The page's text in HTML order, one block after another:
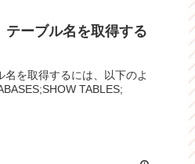
ーブル名を取得する
を取得するには、以下のよ
TABLES;